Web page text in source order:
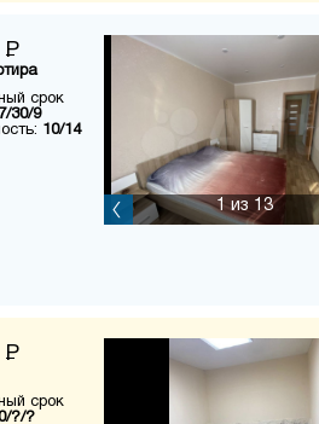
Р
срок
30/9
10/14
1из 13
Р
срок
?/?